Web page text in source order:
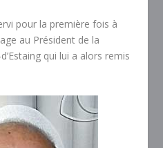
pour la première fois à
au Président de la
qui lui a alors remis